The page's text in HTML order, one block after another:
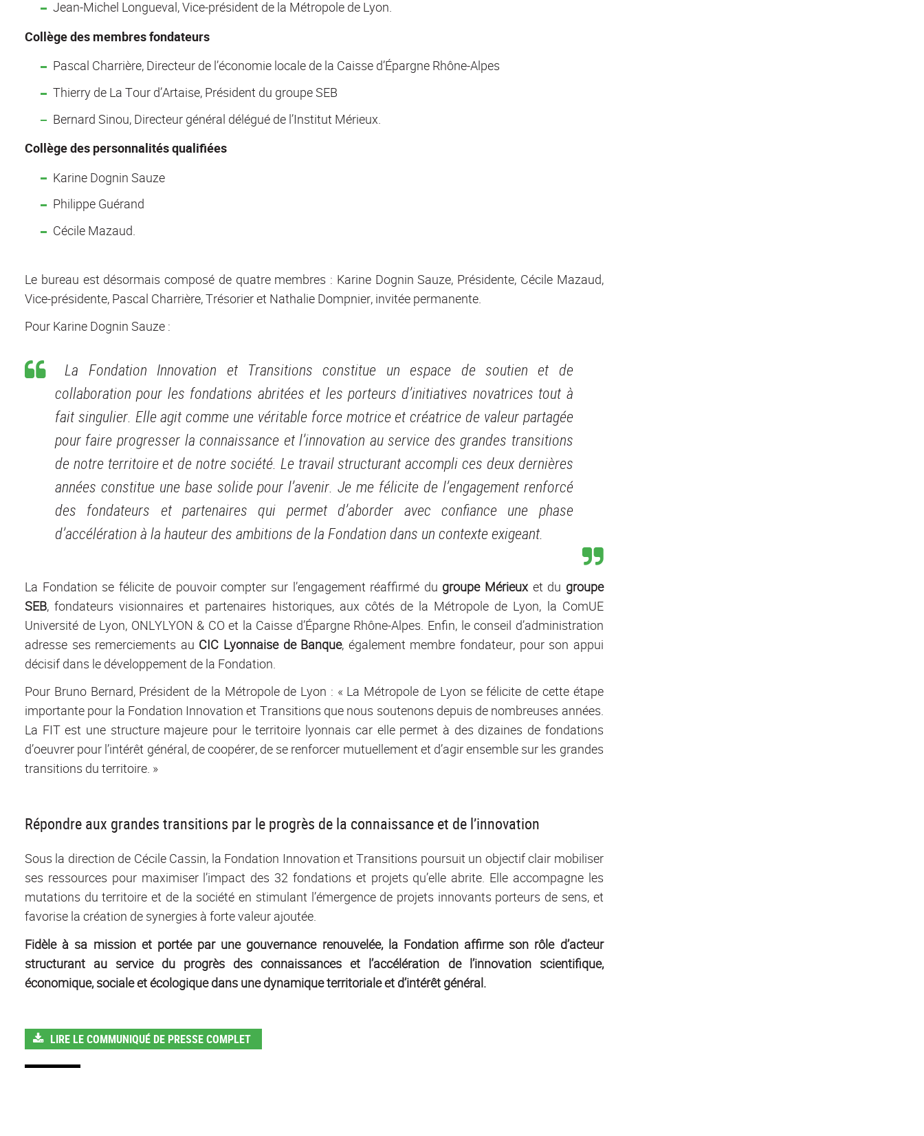
Jean-Michel Longueval, Vice-président de la Métropole de Lyon.
Collège des membres fondateurs
Pascal Charrière, Directeur de l’économie locale de la Caisse d’Épargne Rhône-Alpes
Thierry de La Tour d’Artaise, Président du groupe SEB
Bernard Sinou, Directeur général délégué de l’Institut Mérieux.
Collège des personnalités qualifiées
Karine Dognin Sauze
Philippe Guérand
Cécile Mazaud.
Le bureau est désormais composé de quatre membres : Karine Dognin Sauze, Présidente, Cécile Mazaud,
Vice-présidente, Pascal Charrière, Trésorier et Nathalie Dompnier, invitée permanente.
Pour Karine Dognin Sauze :
La Fondation Innovation et Transitions constitue un espace de soutien et de
collaboration pour les fondations abritées et les porteurs d’initiatives novatrices tout à
fait singulier. Elle agit comme une véritable force motrice et créatrice de valeur partagée
pour faire progresser la connaissance et l’innovation au service des grandes transitions
de notre territoire et de notre société. Le travail structurant accompli ces deux dernières
années constitue une base solide pour l’avenir. Je me félicite de l’engagement renforcé
des fondateurs et partenaires qui permet d’aborder avec confiance une phase
d’accélération à la hauteur des ambitions de la Fondation dans un contexte exigeant.
La Fondation se félicite de pouvoir compter sur l’engagement réaffirmé du groupe Mérieux et du groupe
SEB, fondateurs visionnaires et partenaires historiques, aux côtés de la Métropole de Lyon, la ComUE
Université de Lyon, ONLYLYON & CO et la Caisse d’Épargne Rhône-Alpes. Enfin, le conseil d’administration
adresse ses remerciements au CIC Lyonnaise de Banque, également membre fondateur, pour son appui
décisif dans le développement de la Fondation.
Pour Bruno Bernard, Président de la Métropole de Lyon : « La Métropole de Lyon se félicite de cette étape
importante pour la Fondation Innovation et Transitions que nous soutenons depuis de nombreuses années.
La FIT est une structure majeure pour le territoire lyonnais car elle permet à des dizaines de fondations
d’oeuvrer pour l’intérêt général, de coopérer, de se renforcer mutuellement et d’agir ensemble sur les grandes
transitions du territoire. »
Répondre aux grandes transitions par le progrès de la connaissance et de l’innovation
Sous la direction de Cécile Cassin, la Fondation Innovation et Transitions poursuit un objectif clair mobiliser
ses ressources pour maximiser l’impact des 32 fondations et projets qu’elle abrite. Elle accompagne les
mutations du territoire et de la société en stimulant l’émergence de projets innovants porteurs de sens, et
favorise la création de synergies à forte valeur ajoutée.
Fidèle à sa mission et portée par une gouvernance renouvelée, la Fondation affirme son rôle d’acteur
structurant au service du progrès des connaissances et l’accélération de l’innovation scientifique,
économique, sociale et écologique dans une dynamique territoriale et d’intérêt général.
LIRE LE COMMUNIQUÉ DE PRESSE COMPLET